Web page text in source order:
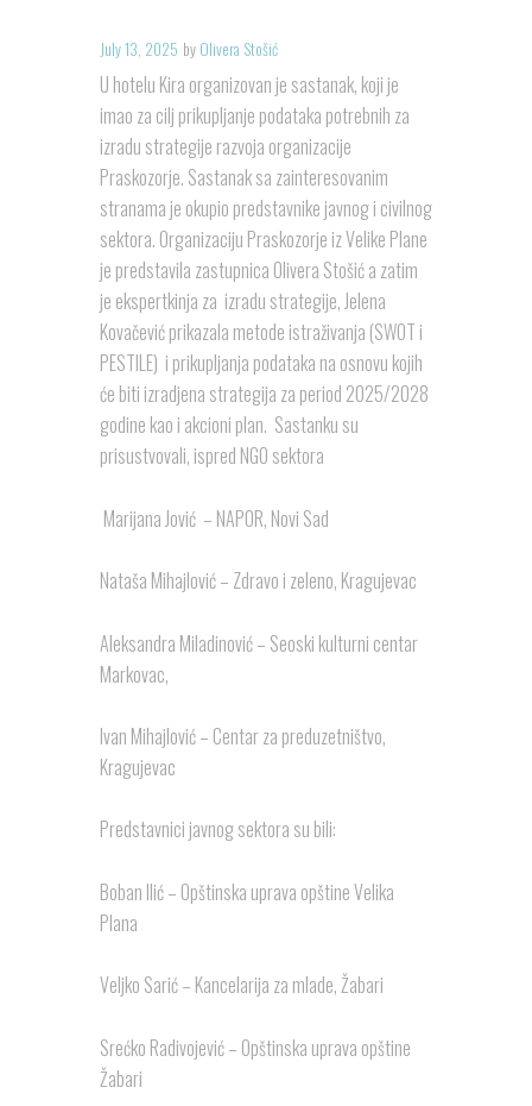
July 13, 2025 by Olivera Stošić
U hotelu Kira organizovan je sastanak, koji je
imao za cilj prikupljanje podataka potrebnih za
izradu strategije razvoja organizacije
Praskozorje. Sastanak sa zainteresovanim
stranama je okupio predstavnike javnog i civilnog
sektora. Organizaciju Praskozorje iz Velike Plane
je predstavila zastupnica Olivera Stošić a zatim
je ekspertkinja za izradu strategije, Jelena
Kovačević prikazala metode istraživanja (SWOT i
PESTILE) i prikupljanja podataka na osnovu kojih
će biti izradjena strategija za period 2025/2028
godine kao i akcioni plan. Sastanku su
prisustvovali, ispred NGO sektora
Marijana Jović – NAPOR, Novi Sad
Nataša Mihajlović – Zdravo i zeleno, Kragujevac
Aleksandra Miladinović – Seoski kulturni centar
Markovac,
Ivan Mihajlović – Centar za preduzetništvo,
Kragujevac
Predstavnici javnog sektora su bili:
Boban Ilić – Opštinska uprava opštine Velika
Plana
Veljko Sarić – Kancelarija za mlade, Žabari
Srećko Radivojević – Opštinska uprava opštine
Žabari